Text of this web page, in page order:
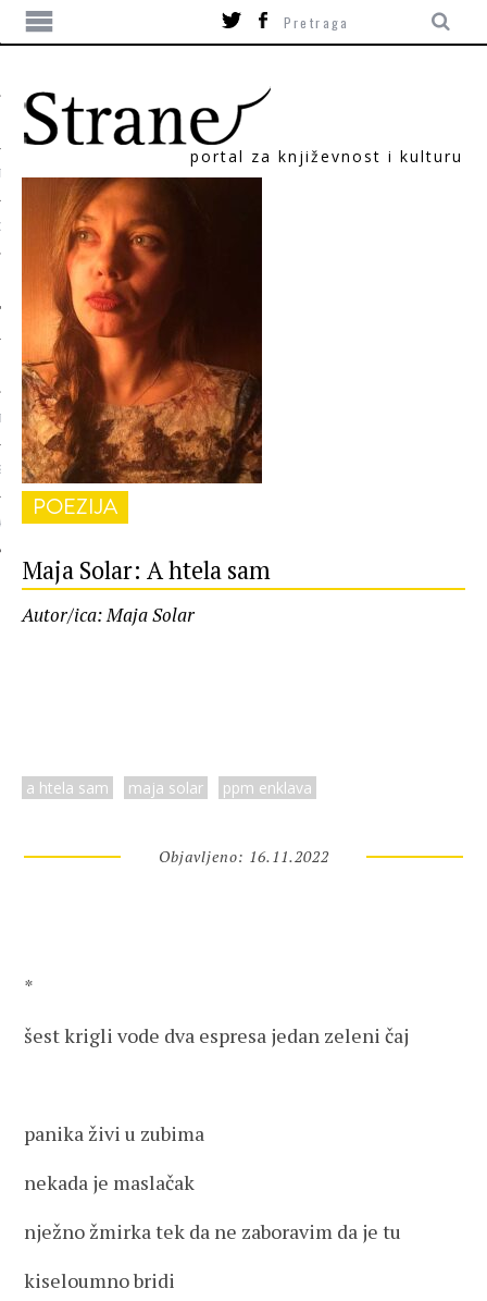
portal za književnost i kulturu
POEZIJA
Maja Solar: A htela sam
Autor/ica: Maja Solar
a htela sam maja solar ppm enklava
Objavljeno: 16.11.2022
*
šest krigli vode dva espresa jedan zeleni čaj
panika živi u zubima
nekada je maslačak
nježno žmirka tek da ne zaboravim da je tu
kiseloumno bridi